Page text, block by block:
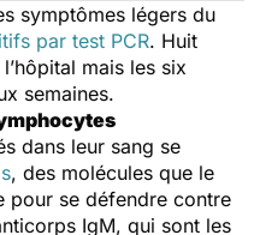
symptômes légers du
par test PCR. Huit
mais les six
semaines.
dans leur sang se
, des molécules que le
se défendre contre
IgM, qui sont les